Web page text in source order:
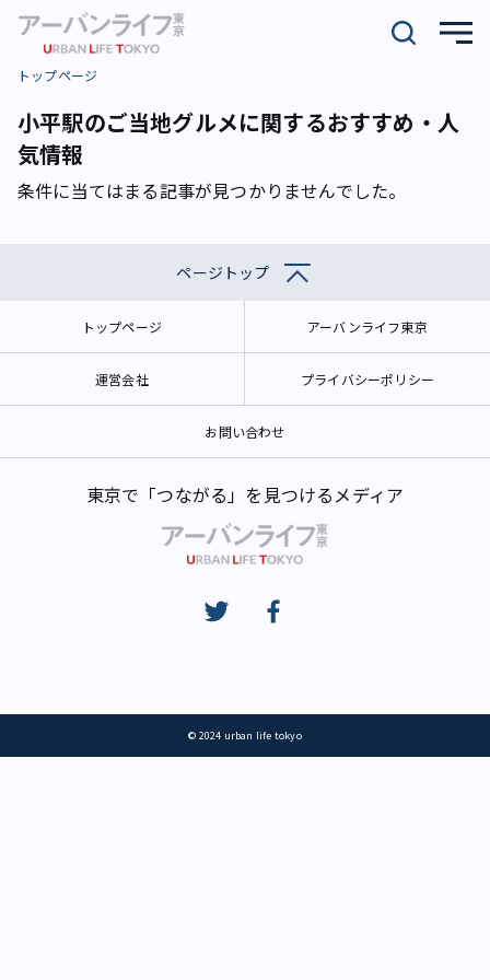
トップページ
小平駅のご当地グルメに関するおすすめ・人
気情報
条件に当てはまる記事が見つかりませんでした。
ページトップ
トップページ アーバンライフ東京
運営会社 プライバシーポリシー
お問い合わせ
東京で「つながる」を見つけるメディア
© 2024 urban life tokyo